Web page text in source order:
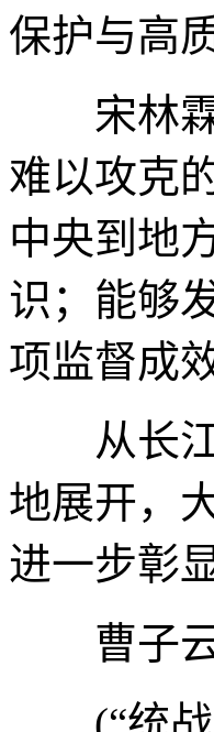
保护与高
宋林
难以攻克
中央到地
识；能够
项监督成效
从长
地展开，
进一步彰显
曹子